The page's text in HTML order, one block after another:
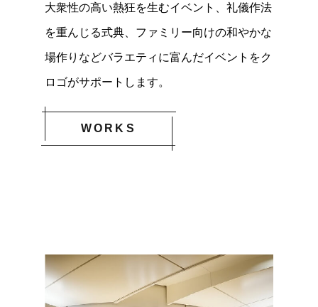
大衆性の高い熱狂を生むイベント、礼儀作法
を重んじる式典、ファミリー向けの和やかな
場作りなどバラエティに富んだイベントをク
ロゴがサポートします。
WORKS